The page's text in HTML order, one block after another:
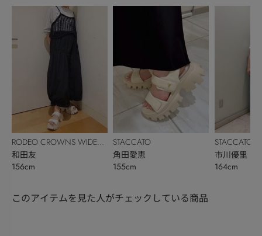
RODEO CROWNS WIDE
BOWL
和田友
156cm
STACCATO
角田愛恵
155cm
STACCATO
市川優里
164cm
このアイテムを見た人がチェックしている商品